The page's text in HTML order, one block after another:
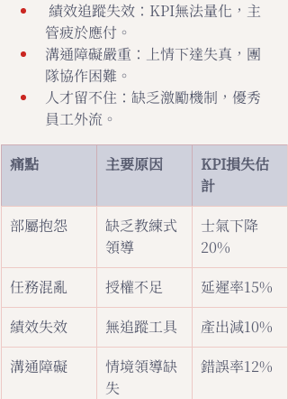
管疲於應付。
溝通障礙嚴重：上情下達失真，團
隊協作困難。
人才留不住：缺乏激勵機制，優秀
員工外流。
痛點 主要原因
KPI損失估
計
部屬抱怨
缺乏教練式
領導
士氣下降
20%
任務混亂
授權不足
延遲率15%
績效失效
無追蹤工具
產出減10%
溝通障礙
情境領導缺
失
錯誤率12%